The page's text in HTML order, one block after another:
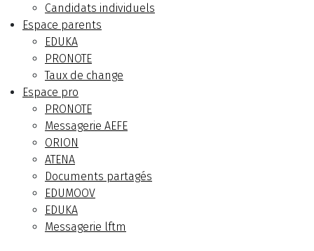
Candidats individuels
Espace parents
EDUKA
PRONOTE
Taux de change
Espace pro
PRONOTE
Messagerie AEFE
ORION
ATENA
Documents partagés
EDUMOOV
EDUKA
Messagerie lftm